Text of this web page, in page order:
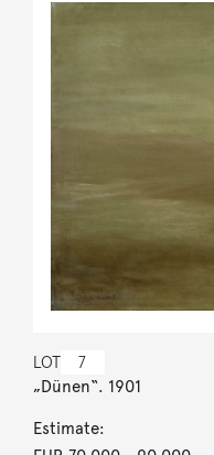
LOT 7
„Dünen“. 1901
Estimate: